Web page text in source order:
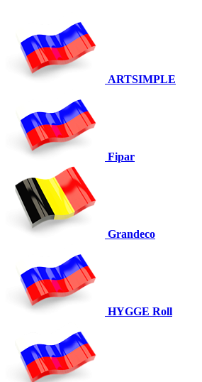
ARTSIMPLE
Fipar
Grandeco
HYGGE Roll